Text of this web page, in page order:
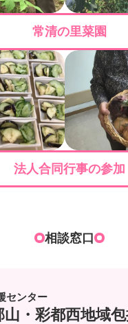
常清の里菜園
法人合同行事の参加
相談窓口
センター
山・彩都西地域